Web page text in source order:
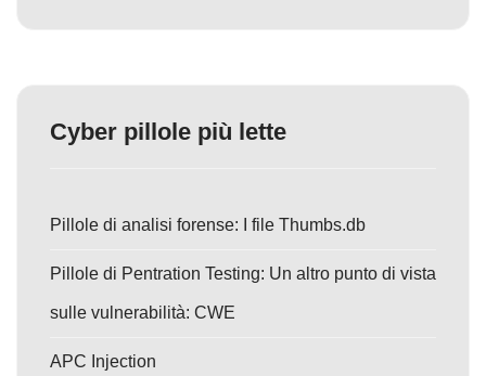
Cyber pillole più lette
Pillole di analisi forense: I file Thumbs.db
Pillole di Pentration Testing: Un altro punto di vista
sulle vulnerabilità: CWE
APC Injection